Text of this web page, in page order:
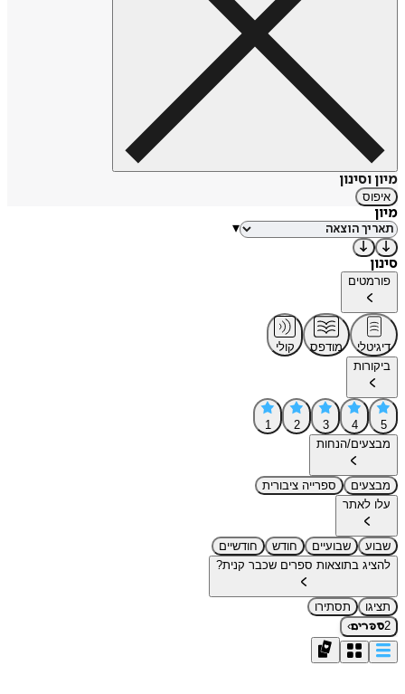
מיון וסינון
איפוס
מיון
▾
סינון
פורמטים
דיגיטלי מודפס
קולי
ביקורות
5
4
3
2
1
מבצעים/הנחות
מבצעים
ספרייה ציבורית
עלו לאתר
שבוע שבועיים חודש
חודשיים
להציג בתוצאות ספרים שכבר קנית?
תציגו
תסתירו
2ספרים›